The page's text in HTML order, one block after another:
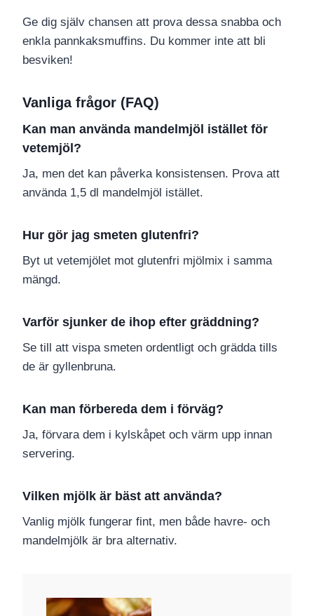
Ge dig själv chansen att prova dessa snabba och
enkla pannkaksmuffins. Du kommer inte att bli
besviken!
Vanliga frågor (FAQ)
Kan man använda mandelmjöl istället för
vetemjöl?
Ja, men det kan påverka konsistensen. Prova att
använda 1,5 dl mandelmjöl istället.
Hur gör jag smeten glutenfri?
Byt ut vetemjölet mot glutenfri mjölmix i samma
mängd.
Varför sjunker de ihop efter gräddning?
Se till att vispa smeten ordentligt och grädda tills
de är gyllenbruna.
Kan man förbereda dem i förväg?
Ja, förvara dem i kylskåpet och värm upp innan
servering.
Vilken mjölk är bäst att använda?
Vanlig mjölk fungerar fint, men både havre- och
mandelmjölk är bra alternativ.